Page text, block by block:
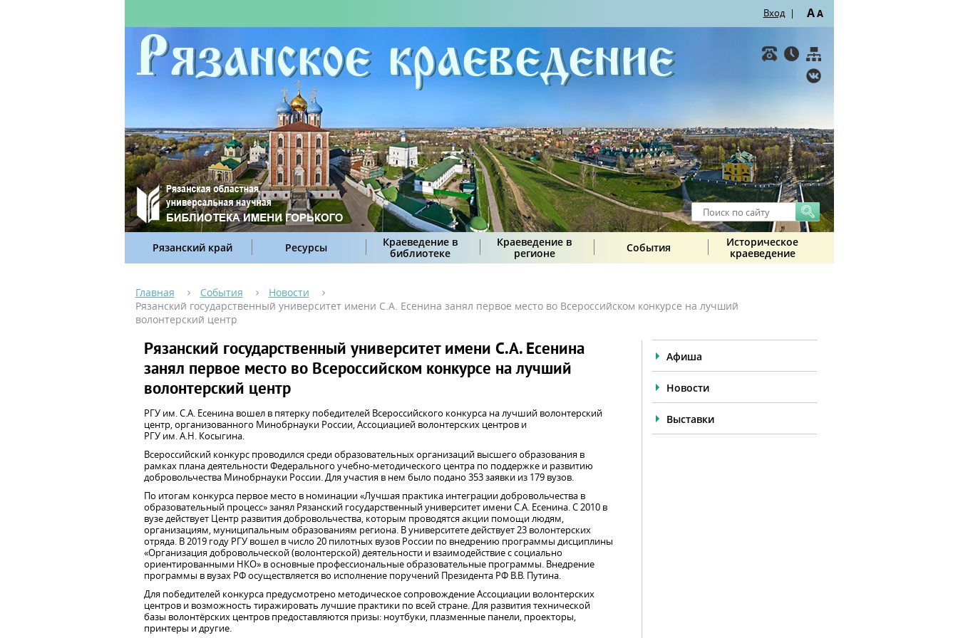
Вход | AA
Рязанский край Ресурсы
Краеведение в
библиотеке
Краеведение в
регионе
События
Историческое
краеведение
Главная События
Новости
Рязанский государственный университет имени С.А. Есенина занял первое место во Всероссийском конкурсе на лучший
волонтерский центр
Рязанский государственный университет имени С.А. Есенина
занял первое место во Всероссийском конкурсе на лучший
волонтерский центр
РГУ им. С.А. Есенина вошел в пятерку победителей Всероссийского конкурса на лучший волонтерский
центр, организованного Минобрнауки России, Ассоциацией волонтерских центров и
РГУ им. А.Н. Косыгина.
Всероссийский конкурс проводился среди образовательных организаций высшего образования в
рамках плана деятельности Федерального учебно-методического центра по поддержке и развитию
добровольчества Минобрнауки России. Для участия в нем было подано 353 заявки из 179 вузов.
По итогам конкурса первое место в номинации «Лучшая практика интеграции добровольчества в
образовательный процесс» занял Рязанский государственный университет имени С.А. Есенина. C 2010 в
вузе действует Центр развития добровольчества, которым проводятся акции помощи людям,
организациям, муниципальным образованиям региона. В университете действует 23 волонтерских
отряда. В 2019 году РГУ вошел в число 20 пилотных вузов России по внедрению программы дисциплины
«Организация добровольческой (волонтерской) деятельности и взаимодействие с социально
ориентированными НКО» в основные профессиональные образовательные программы. Внедрение
программы в вузах РФ осуществляется во исполнение поручений Президента РФ В.В. Путина.
Для победителей конкурса предусмотрено методическое сопровождение Ассоциации волонтерских
центров и возможность тиражировать лучшие практики по всей стране. Для развития технической
базы волонтёрских центров предоставляются призы: ноутбуки, плазменные панели, проекторы,
принтеры и другие.
Афиша
Новости
Выставки